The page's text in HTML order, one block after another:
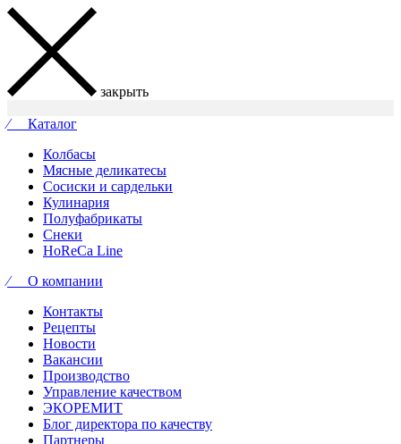
закрыть
⁄ Каталог
Колбасы
Мясные деликатесы
Сосиски и сардельки
Кулинария
Полуфабрикаты
Снеки
HoReCa Line
⁄ О компании
Контакты
Рецепты
Новости
Вакансии
Производство
Управление качеством
ЭКОРЕМИТ
Блог директора по качеству
Партнеры